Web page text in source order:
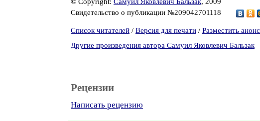
Свидетельство о публикации №209042701118
Список читателей / Версия для печати / Разместить анонс
Другие произведения автора Самуил Яковлевич Бальзак
Рецензии
Написать рецензию